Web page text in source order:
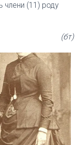
члени (11) роду
(бт)